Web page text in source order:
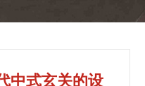
中式玄关的设